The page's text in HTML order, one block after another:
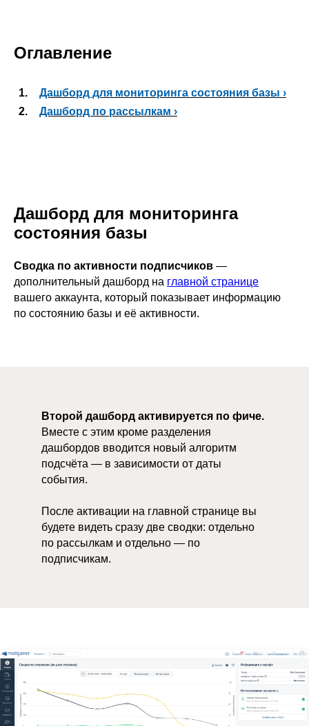
Оглавление
1.
Дашборд для мониторинга состояния базы ›
2.
Дашборд по рассылкам ›
Дашборд для мониторинга
состояния базы
Сводка по активности подписчиков —
дополнительный дашборд на главной странице
вашего аккаунта, который показывает информацию
по состоянию базы и её активности.
Второй дашборд активируется по фиче.
Вместе с этим кроме разделения
дашбордов вводится новый алгоритм
подсчёта — в зависимости от даты
события.
После активации на главной странице вы
будете видеть сразу две сводки: отдельно
по рассылкам и отдельно — по
подписчикам.